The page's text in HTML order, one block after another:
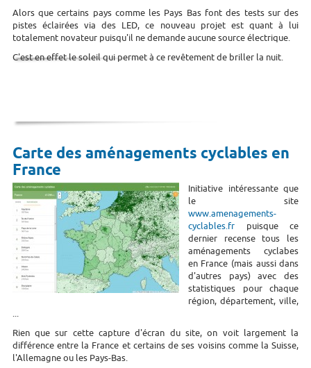
Alors que certains pays comme les Pays Bas font des tests sur des
pistes éclairées via des LED, ce nouveau projet est quant à lui
totalement novateur puisqu'il ne demande aucune source électrique.
C'est en effet le soleil qui permet à ce revêtement de briller la nuit.
Carte des aménagements cyclables en
France
Initiative intéressante que
le site
www.amenagements-
cyclables.frpuisque ce
dernier recense tous les
aménagements cyclabes
en France (mais aussi dans
d'autres pays) avec des
statistiques pour chaque
région, département, ville,
...
Rien que sur cette capture d'écran du site, on voit largement la
différence entre la France et certains de ses voisins comme la Suisse,
l'Allemagne ou les Pays-Bas.